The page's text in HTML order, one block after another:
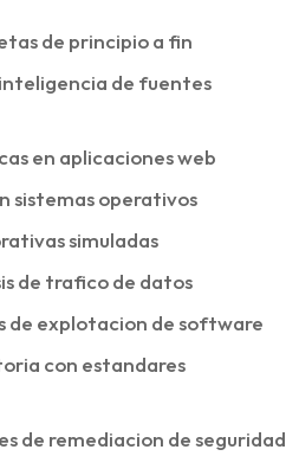
de principio a fin
de fuentes
en aplicaciones web
sistemas operativos
simuladas
de trafico de datos
de explotacion de software
con estandares
de remediacion de seguridad